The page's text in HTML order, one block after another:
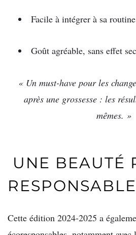
Facile à intégrer à sa
Goût agréable, sans effet
« Un must-have pour les
après une grossesse : les
mêmes. »
UNE BEAUTÉ
RESPONSABLE
Cette édition 2024-2025 a